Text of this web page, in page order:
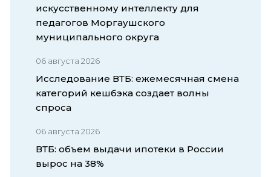
искусственному интеллекту для
педагогов Моргаушского
муниципального округа
06 августа 2026
Исследование ВТБ: ежемесячная смена
категорий кешбэка создает волны
спроса
06 августа 2026
ВТБ: объем выдачи ипотеки в России
вырос на 38%